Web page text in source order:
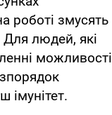
роботі змусять
людей, які
можливості
імунітет.